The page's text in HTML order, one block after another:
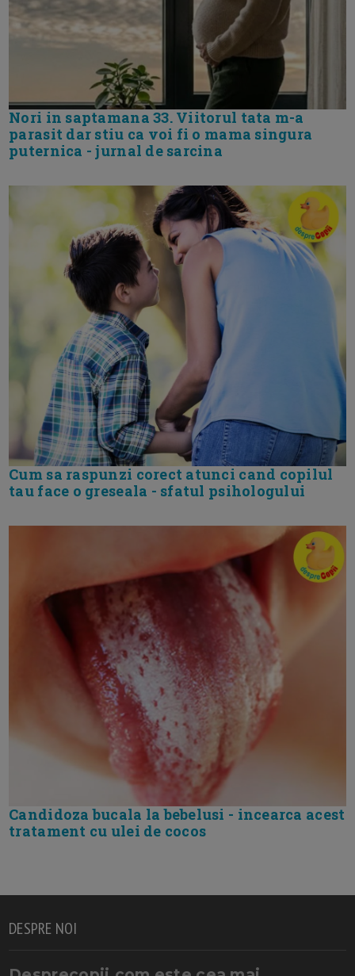
Nori in saptamana 33. Viitorul tata m-a
parasit dar stiu ca voi fi o mama singura
puternica - jurnal de sarcina
Cum sa raspunzi corect atunci cand copilul
tau face o greseala - sfatul psihologului
Candidoza bucala la bebelusi - incearca acest
tratament cu ulei de cocos
DESPRE NOI